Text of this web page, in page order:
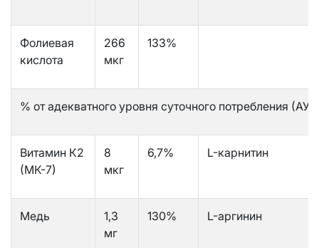
Фолиевая
кислота
266
мкг
133%
% от адекватного уровня суточного потребления
Витамин К2
(МК-7)
8
мкг
6,7% L-карнитин
Медь
1,3
мг
130% L-аргинин